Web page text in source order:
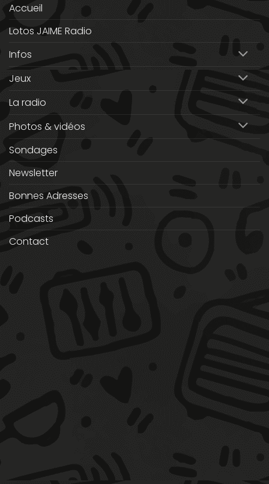
Accueil
Lotos JAIME Radio
Infos
Jeux
La radio
Photos & vidéos
Sondages
Newsletter
Bonnes Adresses
Podcasts
Contact